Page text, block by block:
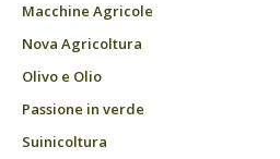
Macchine Agricole
Nova Agricoltura
Olivo e Olio
Passione in verde
Suinicoltura